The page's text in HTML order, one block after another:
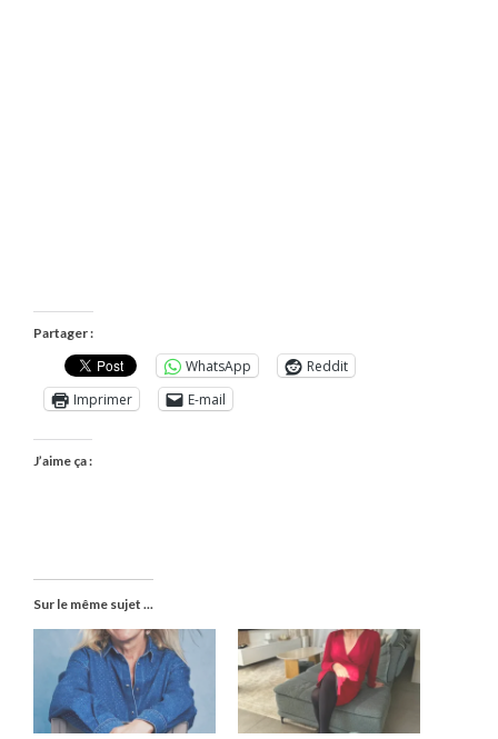
Partager :
WhatsApp
Reddit
Imprimer
E-mail
J’aime ça :
Sur le même sujet ...